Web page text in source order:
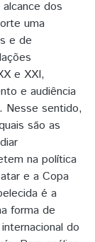
dos
uma
e de
e XXI,
e audiência
Nesse sentido,
são as
na política
e a Copa
é a
forma de
do